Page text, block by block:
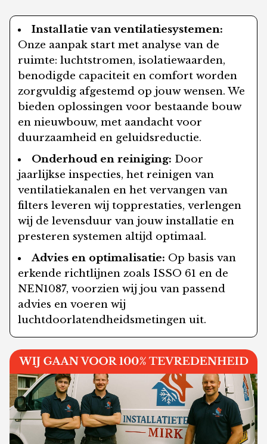
Installatie van ventilatiesystemen:
Onze aanpak start met analyse van de
ruimte: luchtstromen, isolatiewaarden,
benodigde capaciteit en comfort worden
zorgvuldig afgestemd op jouw wensen. We
bieden oplossingen voor bestaande bouw
en nieuwbouw, met aandacht voor
duurzaamheid en geluidsreductie.
Onderhoud en reiniging: Door
jaarlijkse inspecties, het reinigen van
ventilatiekanalen en het vervangen van
filters leveren wij topprestaties, verlengen
wij de levensduur van jouw installatie en
presteren systemen altijd optimaal.
Advies en optimalisatie: Op basis van
erkende richtlijnen zoals ISSO 61 en de
NEN1087, voorzien wij jou van passend
advies en voeren wij
luchtdoorlatendheidsmetingen uit.